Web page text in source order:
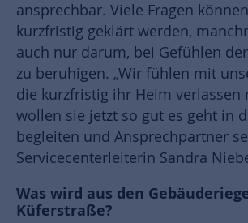
ansprechbar. Viele Fragen
kurzfristig geklärt werden,
auch nur darum, bei Gefühlen
zu beruhigen. „Wir fühlen mit
die kurzfristig ihr Heim verlassen
wollen sie jetzt so gut es geht in
begleiten und Ansprechpartner
Servicecenterleiterin Sandra
Was wird aus den
Küferstraße?